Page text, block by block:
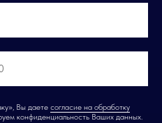
Вы даете согласие на обработку
конфиденциальность Ваших данных.